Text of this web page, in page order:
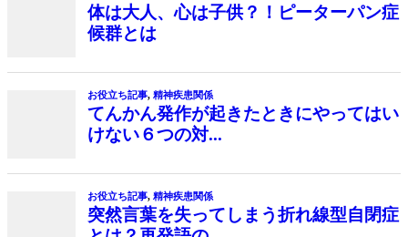
体は大人、心は子供？！ピーターパン症
候群とは
お役立ち記事, 精神疾患関係
てんかん発作が起きたときにやってはい
けない６つの対...
お役立ち記事, 精神疾患関係
突然言葉を失ってしまう折れ線型自閉症